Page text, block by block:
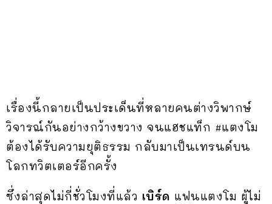
เรื่องนี้กลายเป็นประเด็นที่หลายคนต่างวิพากษ์
วิจารณ์กันอย่างกว้างขวาง จนแฮชแท็ก #แตงโม
ต้องได้รับความยุติธรรม กลับมาเป็นเทรนด์บน
โลกทวิตเตอร์อีกครั้ง
ซึ่งล่าสุดไม่กี่ชั่วโมงที่แล้ว เบิร์ด แฟนแตงโม ผู้ไม่